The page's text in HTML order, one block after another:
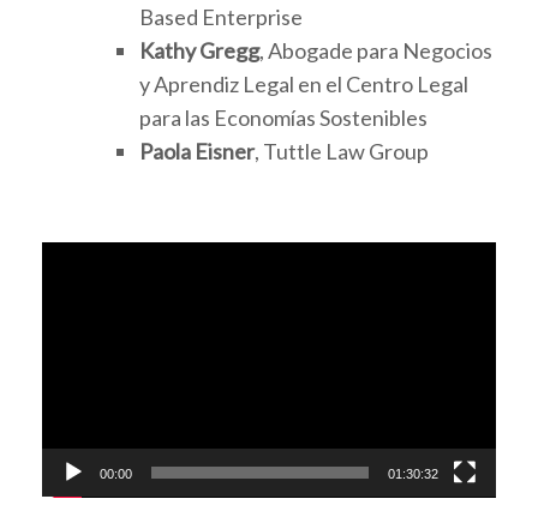
Based Enterprise
Kathy Gregg, Abogade para Negocios
y Aprendiz Legal en el Centro Legal
para las Economías Sostenibles
Paola Eisner, Tuttle Law Group
00:00 01:30:32